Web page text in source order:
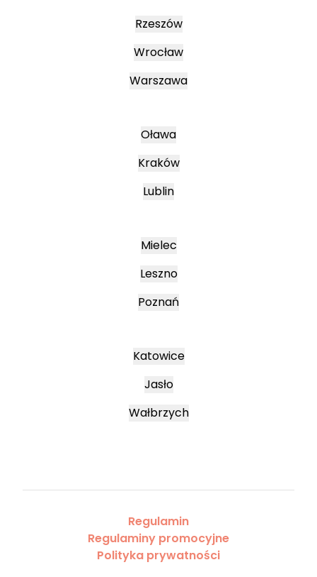
Rzeszów
Wrocław
Warszawa
Oława
Kraków
Lublin
Mielec
Leszno
Poznań
Katowice
Jasło
Wałbrzych
Regulamin
Regulaminy promocyjne
Polityka prywatności